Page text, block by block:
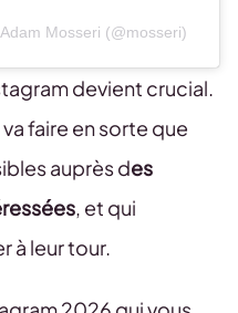
Mosseri (@mosseri)
devient crucial.
faire en sorte que
auprès des
, et qui
à leur tour.